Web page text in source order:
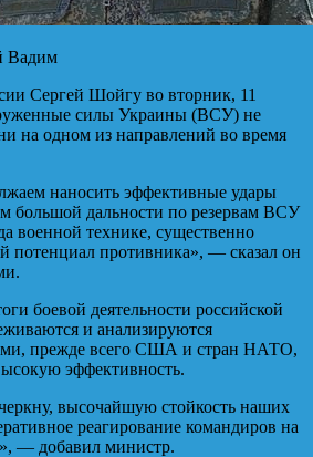
Вадим
Сергей Шойгу во вторник, 11
силы Украины (ВСУ) не
на одном из направлений во время
наносить эффективные удары
большой дальности по резервам ВСУ
военной технике, существенно
потенциал противника», — сказал он
боевой деятельности российской
и анализируются
прежде всего США и стран НАТО,
эффективность.
высочайшую стойкость наших
реагирование командиров на
— добавил министр.